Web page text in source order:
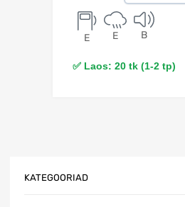
E E B
✅ Laos: 20 tk (1-2 tp)
KATEGOORIAD